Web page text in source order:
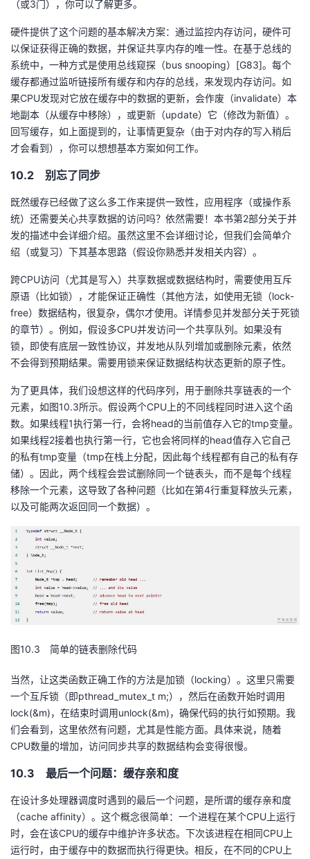
（或3门），你可以了解更多。
硬件提供了这个问题的基本解决方案：通过监控内存访问，硬件可
以保证获得正确的数据，并保证共享内存的唯一性。在基于总线的
系统中，一种方式是使用总线窥探（bus snooping）[G83]。每个
缓存都通过监听链接所有缓存和内存的总线，来发现内存访问。如
果CPU发现对它放在缓存中的数据的更新，会作废（invalidate）本
地副本（从缓存中移除），或更新（update）它（修改为新值）。
回写缓存，如上面提到的，让事情更复杂（由于对内存的写入稍后
才会看到），你可以想想基本方案如何工作。
10.2 别忘了同步
既然缓存已经做了这么多工作来提供一致性，应用程序（或操作系
统）还需要关心共享数据的访问吗？依然需要！本书第2部分关于并
发的描述中会详细介绍。虽然这里不会详细讨论，但我们会简单介
绍（或复习）下其基本思路（假设你熟悉并发相关内容）。
跨CPU访问（尤其是写入）共享数据或数据结构时，需要使用互斥
原语（比如锁），才能保证正确性（其他方法，如使用无锁（lock-
free）数据结构，很复杂，偶尔才使用。详情参见并发部分关于死锁
的章节）。例如，假设多CPU并发访问一个共享队列。如果没有
锁，即使有底层一致性协议，并发地从队列增加或删除元素，依然
不会得到预期结果。需要用锁来保证数据结构状态更新的原子性。
为了更具体，我们设想这样的代码序列，用于删除共享链表的一个
元素，如图10.3所示。假设两个CPU上的不同线程同时进入这个函
数。如果线程1执行第一行，会将head的当前值存入它的tmp变量。
如果线程2接着也执行第一行，它也会将同样的head值存入它自己
的私有tmp变量（tmp在栈上分配，因此每个线程都有自己的私有存
储）。因此，两个线程会尝试删除同一个链表头，而不是每个线程
移除一个元素，这导致了各种问题（比如在第4行重复释放头元素，
以及可能两次返回同一个数据）。
图10.3 简单的链表删除代码
当然，让这类函数正确工作的方法是加锁（locking）。这里只需要
一个互斥锁（即pthread_mutex_t m;），然后在函数开始时调用
lock(&m)，在结束时调用unlock(&m)，确保代码的执行如预期。我
们会看到，这里依然有问题，尤其是性能方面。具体来说，随着
CPU数量的增加，访问同步共享的数据结构会变得很慢。
10.3 最后一个问题：缓存亲和度
在设计多处理器调度时遇到的最后一个问题，是所谓的缓存亲和度
（cache affinity）。这个概念很简单：一个进程在某个CPU上运行
时，会在该CPU的缓存中维护许多状态。下次该进程在相同CPU上
运行时，由于缓存中的数据而执行得更快。相反，在不同的CPU上